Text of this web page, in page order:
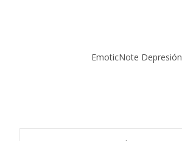
EmoticNote Depresión